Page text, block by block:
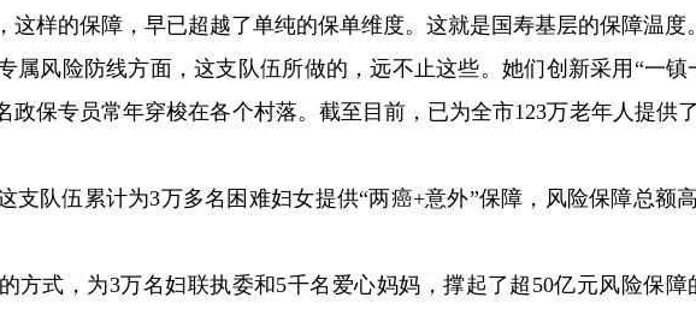
这样的保障，早已超越了单纯的保单维度。这就是国寿基层的保障温度
属风险防线方面，这支队伍所做的，远不止这些。她们创新采用“一镇
政保专员常年穿梭在各个村落。截至目前，已为全市123万老年人提供
支队伍累计为3万多名困难妇女提供“两癌+意外”保障，风险保障总额
方式，为3万名妇联执委和5千名爱心妈妈，撑起了超50亿元风险保障